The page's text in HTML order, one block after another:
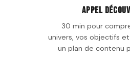
Appel
30 min pour
univers, vos objectifs
un plan de contenu